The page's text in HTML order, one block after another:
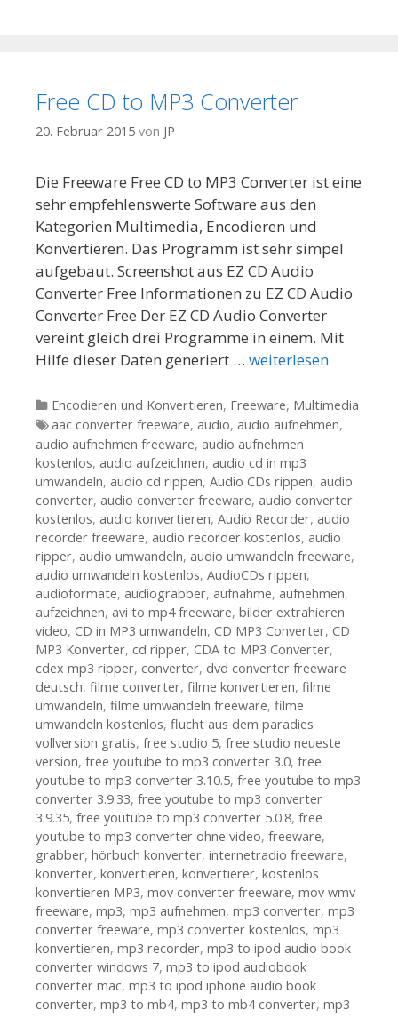
Free CD to MP3 Converter
20. Februar 2015 von JP
Die Freeware Free CD to MP3 Converter ist eine
sehr empfehlenswerte Software aus den
Kategorien Multimedia, Encodieren und
Konvertieren. Das Programm ist sehr simpel
aufgebaut. Screenshot aus EZ CD Audio
Converter Free Informationen zu EZ CD Audio
Converter Free Der EZ CD Audio Converter
vereint gleich drei Programme in einem. Mit
Hilfe dieser Daten generiert … weiterlesen
Kategorien
Encodieren und Konvertieren, Freeware, Multimedia
Tags
aac converter freeware, audio, audio aufnehmen,
audio aufnehmen freeware, audio aufnehmen
kostenlos, audio aufzeichnen, audio cd in mp3
umwandeln, audio cd rippen, Audio CDs rippen, audio
converter, audio converter freeware, audio converter
kostenlos, audio konvertieren, Audio Recorder, audio
recorder freeware, audio recorder kostenlos, audio
ripper, audio umwandeln, audio umwandeln freeware,
audio umwandeln kostenlos, AudioCDs rippen,
audioformate, audiograbber, aufnahme, aufnehmen,
aufzeichnen, avi to mp4 freeware, bilder extrahieren
video, CD in MP3 umwandeln, CD MP3 Converter, CD
MP3 Konverter, cd ripper, CDA to MP3 Converter,
cdex mp3 ripper, converter, dvd converter freeware
deutsch, filme converter, filme konvertieren, filme
umwandeln, filme umwandeln freeware, filme
umwandeln kostenlos, flucht aus dem paradies
vollversion gratis, free studio 5, free studio neueste
version, free youtube to mp3 converter 3.0, free
youtube to mp3 converter 3.10.5, free youtube to mp3
converter 3.9.33, free youtube to mp3 converter
3.9.35, free youtube to mp3 converter 5.0.8, free
youtube to mp3 converter ohne video, freeware,
grabber, hörbuch konverter, internetradio freeware,
konverter, konvertieren, konvertierer, kostenlos
konvertieren MP3, mov converter freeware, mov wmv
freeware, mp3, mp3 aufnehmen, mp3 converter, mp3
converter freeware, mp3 converter kostenlos, mp3
konvertieren, mp3 recorder, mp3 to ipod audio book
converter windows 7, mp3 to ipod audiobook
converter mac, mp3 to ipod iphone audio book
converter, mp3 to mb4, mp3 to mb4 converter, mp3